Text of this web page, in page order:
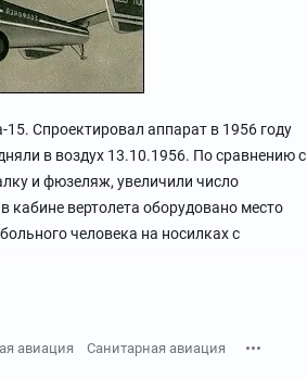
Спроектировал аппарат в 1956 году
в воздух 13.10.1956. По сравнению с
и фюзеляж, увеличили число
вертолета оборудовано место
человека на носилках с
авиация Санитарная авиация